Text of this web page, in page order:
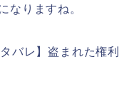
なりますね。
バレ】盗まれた権利